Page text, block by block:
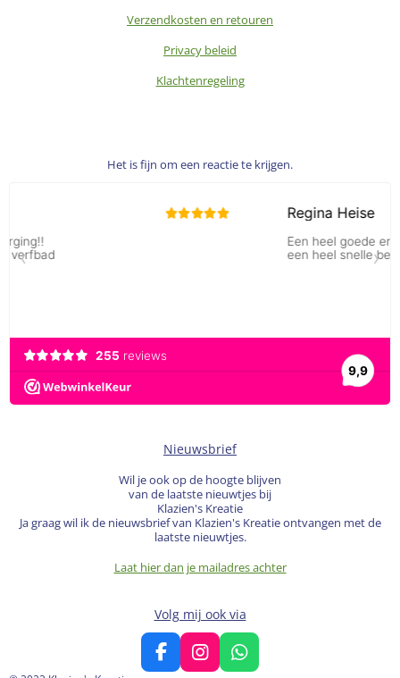
Verzendkosten en retouren
Privacy beleid
Klachtenregeling
Het is fijn om een reactie te krijgen.
Nieuwsbrief
Wil je ook op de hoogte blijven
van de laatste nieuwtjes bij
Klazien's Kreatie
Ja graag wil ik de nieuwsbrief van Klazien's Kreatie ontvangen met de
laatste nieuwtjes.
Laat hier dan je mailadres achter
Volg mij ook via
F
I
W